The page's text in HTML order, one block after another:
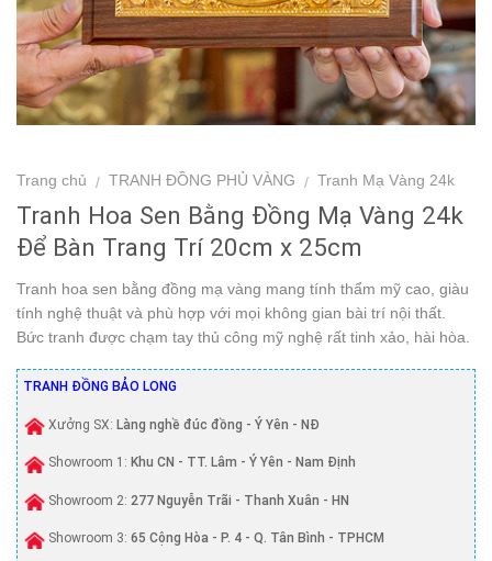
Trang chủ / TRANH ĐỒNG PHỦ VÀNG / Tranh Mạ Vàng 24k
Tranh Hoa Sen Bằng Đồng Mạ Vàng 24k
Để Bàn Trang Trí 20cm x 25cm
Tranh hoa sen bằng đồng mạ vàng mang tính thẩm mỹ cao, giàu
tính nghệ thuật và phù hợp với mọi không gian bài trí nội thất.
Bức tranh được chạm tay thủ công mỹ nghệ rất tinh xảo, hài hòa.
TRANH ĐỒNG BẢO LONG
Xưởng SX: Làng nghề đúc đồng - Ý Yên - NĐ
Showroom 1: Khu CN - TT. Lâm - Ý Yên - Nam Định
Showroom 2: 277 Nguyễn Trãi - Thanh Xuân - HN
Showroom 3: 65 Cộng Hòa - P. 4 - Q. Tân Bình - TPHCM